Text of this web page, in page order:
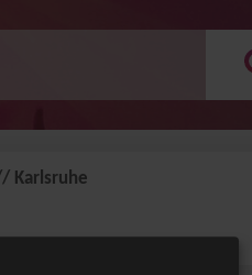
Karlsruhe